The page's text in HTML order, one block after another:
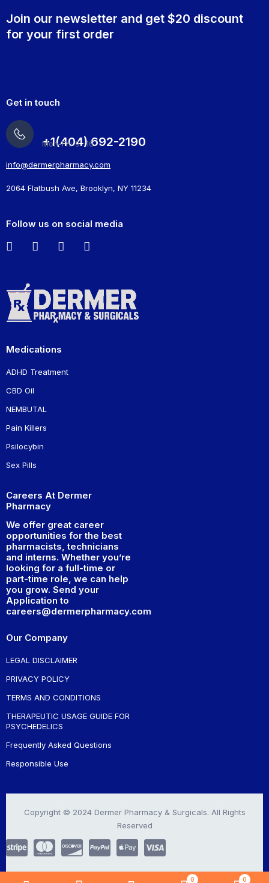
Join our newsletter and get $20 discount
for your first order
Get in touch
+1(404) 692-2190
Mon-Fri: 9 -16
info@dermerpharmacy.com
2064 Flatbush Ave, Brooklyn, NY 11234
Follow us on social media
Medications
ADHD Treatment
CBD Oil
NEMBUTAL
Pain Killers
Psilocybin
Sex Pills
Careers At Dermer
Pharmacy
We offer great career
opportunities for the best
pharmacists, technicians
and interns. Whether you’re
looking for a full-time or
part-time role, we can help
you grow. Send your
Application to
careers@dermerpharmacy.com
Our Company
LEGAL DISCLAIMER
PRIVACY POLICY
TERMS AND CONDITIONS
THERAPEUTIC USAGE GUIDE FOR
PSYCHEDELICS
Frequently Asked Questions
Responsible Use
Copyright © 2024 Dermer Pharmacy & Surgicals. All Rights
Reserved
0 0